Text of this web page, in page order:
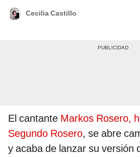
Cecilia Castillo
El cantante Markos Rosero,
Segundo Rosero, se abre
y acaba de lanzar su versión